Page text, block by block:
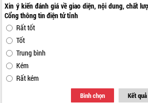
Xin ý kiến đánh giá về giao diện, nội dung, chất
Cổng thông tin điện tử tỉnh
Rất tốt
Tốt
Trung bình
Kém
Rất kém
Bình chọn Kết quả